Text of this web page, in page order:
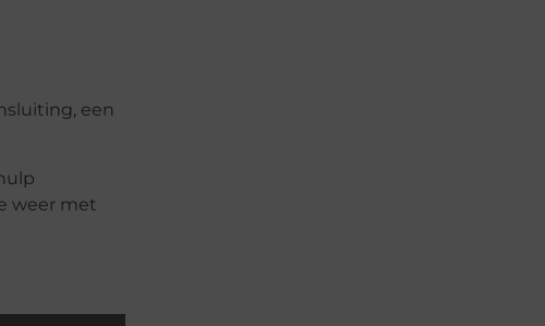
een
weer met